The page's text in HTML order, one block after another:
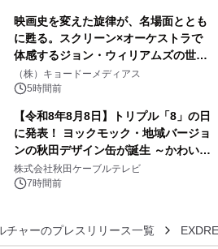
映画史を変えた旋律が、名場面ととも
に甦る。スクリーン×オーケストラで
体感するジョン・ウィリアムズの世
界。ジョン・ウィリアムズ：シネマ・
スペクタキュラー・コンサート 開催決
（株）キョードーメディアス
5時間前
【令和8年8月8日】トリプル「8」の日
に発表！ ヨックモック・地域バージョ
ンの秋田デザイン缶が誕生 ～かわいい
秋田犬の子犬と秋田の四季と名所を巡
るパッケージ～ 9月1日(火)秋田県内で
株式会社秋田ケーブルテレビ
7時間前
チャーのプレスリリース一覧